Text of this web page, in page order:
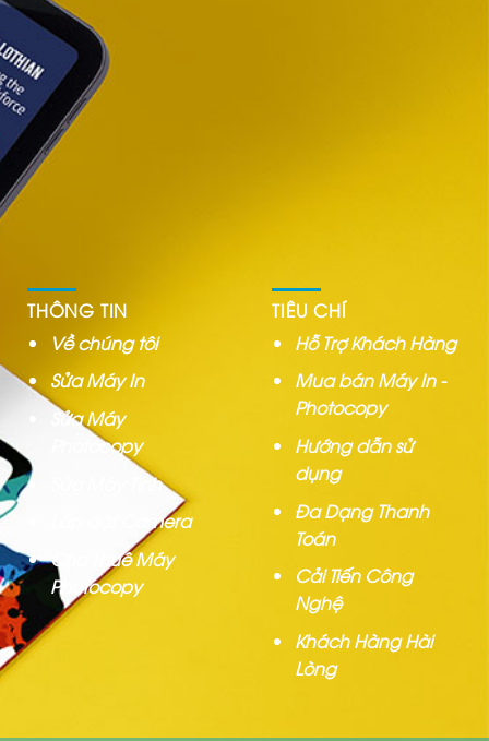
THÔNG TIN
Về chúng tôi
Sửa Máy In
Sửa Máy
Photocopy
Sửa Máy Tính
Lắp đặt Camera
Cho Thuê Máy
Photocopy
TIÊU CHÍ
Hỗ Trợ Khách Hàng
Mua bán Máy In -
Photocopy
Hướng dẫn sử
dụng
Đa Dạng Thanh
Toán
Cải Tiến Công
Nghệ
Khách Hàng Hài
Lòng